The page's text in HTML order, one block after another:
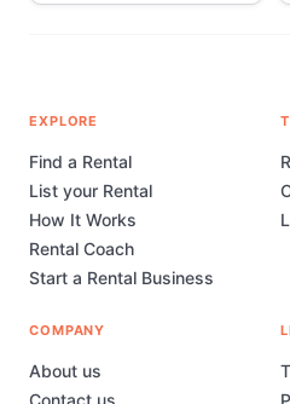
EXPLORE
Find a Rental
List your Rental
How It Works
Rental Coach
Start a Rental Business
COMPANY
About us
Contact us